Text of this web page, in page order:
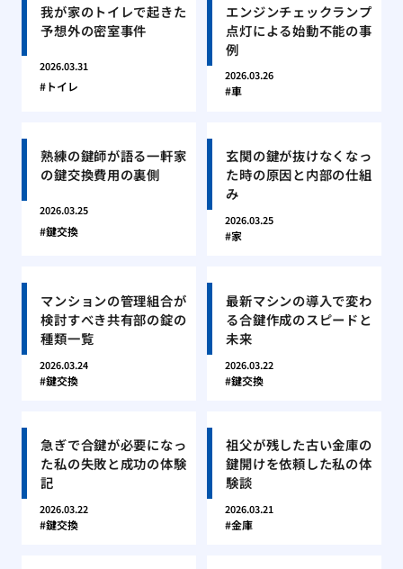
我が家のトイレで起きた
予想外の密室事件
2026.03.31
トイレ
エンジンチェックランプ
点灯による始動不能の事
例
2026.03.26
車
熟練の鍵師が語る一軒家
の鍵交換費用の裏側
2026.03.25
鍵交換
玄関の鍵が抜けなくなっ
た時の原因と内部の仕組
み
2026.03.25
家
マンションの管理組合が
検討すべき共有部の錠の
種類一覧
2026.03.24
鍵交換
最新マシンの導入で変わ
る合鍵作成のスピードと
未来
2026.03.22
鍵交換
急ぎで合鍵が必要になっ
た私の失敗と成功の体験
記
2026.03.22
鍵交換
祖父が残した古い金庫の
鍵開けを依頼した私の体
験談
2026.03.21
金庫